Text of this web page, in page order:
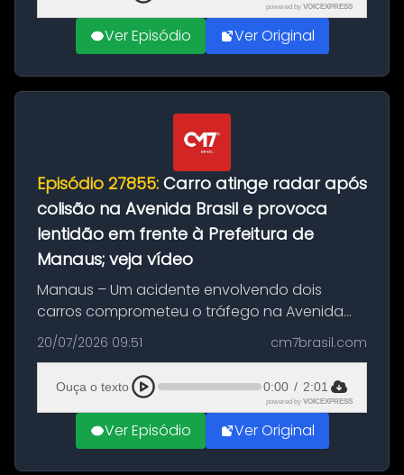
powered by VOICEXPRESS
Ver Episódio Ver Original
Episódio 27855: Carro atinge radar após
colisão na Avenida Brasil e provoca
lentidão em frente à Prefeitura de
Manaus; veja vídeo
Manaus – Um acidente envolvendo dois
carros comprometeu o tráfego na Avenida
Brasil durante a manhã desta segunda-feira
(20), em frente ao complexo da Prefeitura de
Manaus, na Zona Oeste. A batida ter...
20/07/2026 09:51 cm7brasil.com
Ouça o texto 0:00 / 2:01
powered by VOICEXPRESS
Ver Episódio Ver Original